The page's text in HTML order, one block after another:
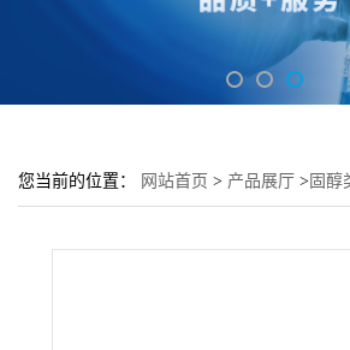
您当前的位置： 网站首页 > 产品展厅 > 固醇